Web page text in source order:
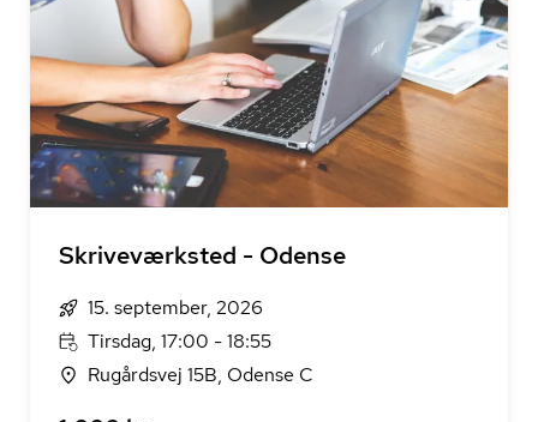
Skriveværksted - Odense
15. september, 2026
Tirsdag, 17:00 - 18:55
Rugårdsvej 15B, Odense C